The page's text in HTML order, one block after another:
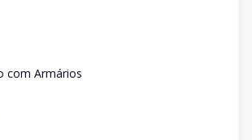
com Armários